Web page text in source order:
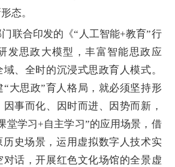
态。
合印发的《“人工智能+教育”行
发思政大模型，丰富智能思政应
、全时的沉浸式思政育人模式。
“大思政”育人格局，就必须坚持形
事而化、因时而进、因势而新，
堂学习+自主学习”的应用场景，借
历史场景，运用虚拟数字人技术实
对话，开展红色文化场馆的全景虚